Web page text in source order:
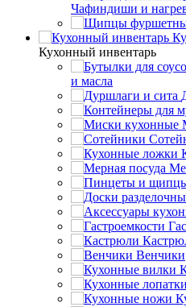
Чафиндиши и
Кухонный инвентарь
и масла
Венчики